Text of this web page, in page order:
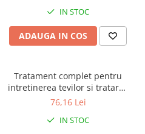
IN STOC
ADAUGA IN COS
Tratament complet pentru
intretinerea tevilor si tratarea
foselor septice, Faren Melt Bio
76,16 Lei
IN STOC